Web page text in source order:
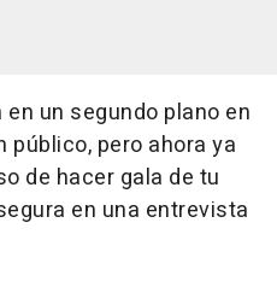
un segundo plano en
público, pero ahora ya
de hacer gala de tu
en una entrevista